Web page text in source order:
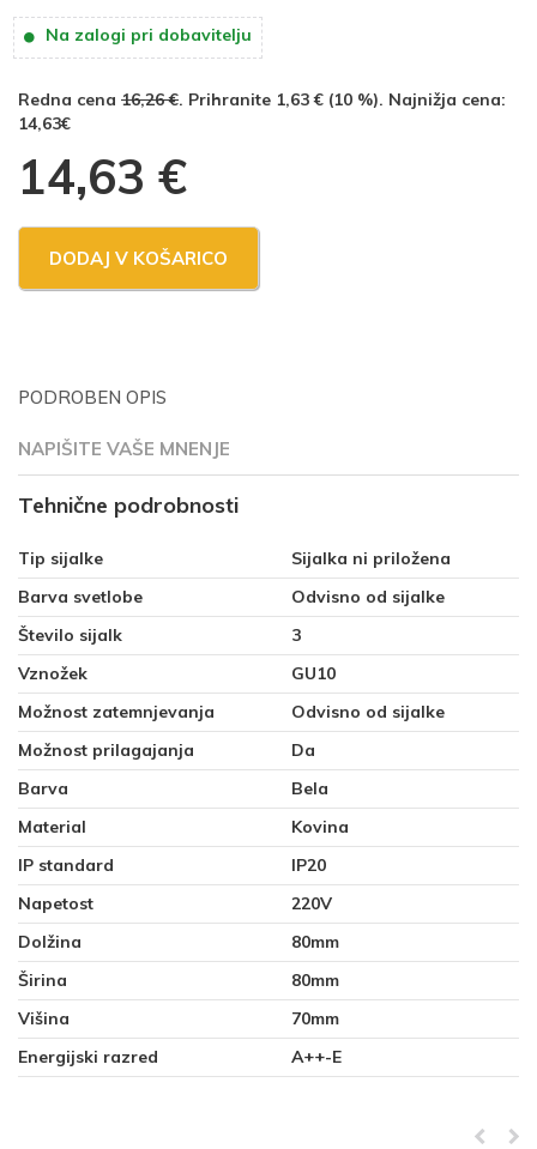
Na zalogi pri dobavitelju
Redna cena 16,26 €. Prihranite 1,63 € (10 %). Najnižja cena:
14,63€
14,63 €
DODAJ V KOŠARICO
PODROBEN OPIS
NAPIŠITE VAŠE MNENJE
Tehnične podrobnosti
Tip sijalke
Sijalka ni priložena
Barva svetlobe
Odvisno od sijalke
Število sijalk
3
Vznožek
GU10
Možnost zatemnjevanja
Odvisno od sijalke
Možnost prilagajanja
Da
Barva
Bela
Material
Kovina
IP standard
IP20
Napetost
220V
Dolžina
80mm
Širina
80mm
Višina
70mm
Energijski razred
A++-E